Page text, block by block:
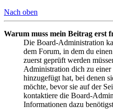
Nach oben
Warum muss mein Beitrag erst
Die Board-Administration
dem Forum, in dem du
zuerst geprüft werden
Administration dich zu
hinzugefügt hat, bei denen
möchte, bevor sie auf der
kontaktiere die Board-
Informationen dazu